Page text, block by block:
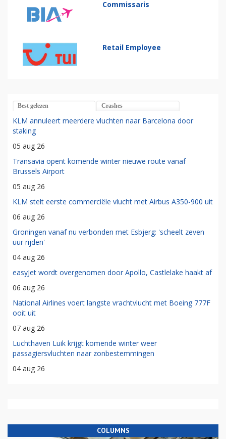
Commissaris
Retail Employee
Best gelezen Crashes
KLM annuleert meerdere vluchten naar Barcelona door
staking
05 aug 26
Transavia opent komende winter nieuwe route vanaf
Brussels Airport
05 aug 26
KLM stelt eerste commerciële vlucht met Airbus A350-900 uit
06 aug 26
Groningen vanaf nu verbonden met Esbjerg: 'scheelt zeven
uur rijden'
04 aug 26
easyJet wordt overgenomen door Apollo, Castlelake haakt af
06 aug 26
National Airlines voert langste vrachtvlucht met Boeing 777F
ooit uit
07 aug 26
Luchthaven Luik krijgt komende winter weer
passagiersvluchten naar zonbestemmingen
04 aug 26
COLUMNS